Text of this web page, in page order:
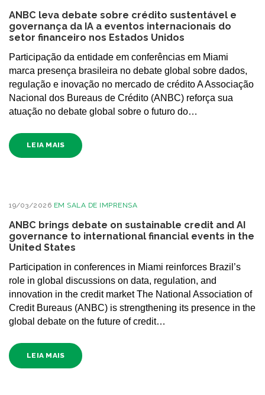
ANBC leva debate sobre crédito sustentável e
governança da IA a eventos internacionais do
setor financeiro nos Estados Unidos
Participação da entidade em conferências em Miami
marca presença brasileira no debate global sobre dados,
regulação e inovação no mercado de crédito A Associação
Nacional dos Bureaus de Crédito (ANBC) reforça sua
atuação no debate global sobre o futuro do…
LEIA MAIS
19/03/2026 EM SALA DE IMPRENSA
ANBC brings debate on sustainable credit and AI
governance to international financial events in the
United States
Participation in conferences in Miami reinforces Brazil’s
role in global discussions on data, regulation, and
innovation in the credit market The National Association of
Credit Bureaus (ANBC) is strengthening its presence in the
global debate on the future of credit…
LEIA MAIS